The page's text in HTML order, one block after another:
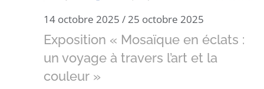
14 octobre 2025 /25 octobre 2025
Exposition « Mosaïque en éclats :
un voyage à travers l’art et la
couleur »